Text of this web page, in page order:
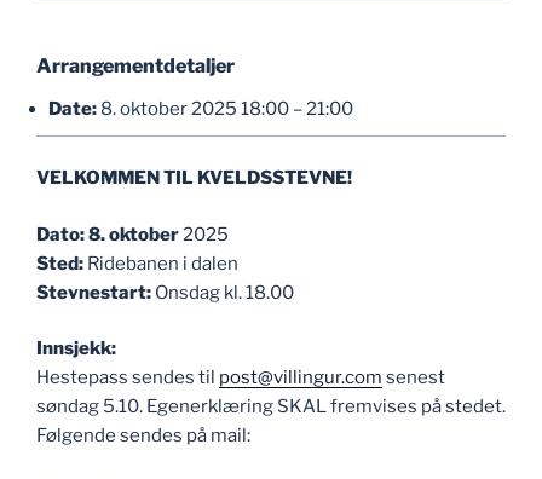
Arrangementdetaljer
Date: 8. oktober 2025 18:00 – 21:00
VELKOMMEN TIL KVELDSSTEVNE!
Dato: 8. oktober 2025
Sted: Ridebanen i dalen
Stevnestart: Onsdag kl. 18.00
Innsjekk:
Hestepass sendes til post@villingur.com senest
søndag 5.10. Egenerklæring SKAL fremvises på stedet.
Følgende sendes på mail: